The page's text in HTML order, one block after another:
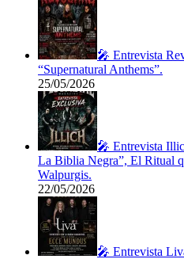
🎤 Entrevista
“Supernatural Anthems”.
25/05/2026
🎤 Entrevista
La Biblia Negra”, El Ritual
Walpurgis.
22/05/2026
🎤 Entrevista